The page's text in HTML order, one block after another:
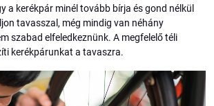
a kerékpár minél tovább bírja és gond nélkül
tavasszal, még mindig van néhány
szabad elfeledkeznünk. A megfelelő téli
kerékpárunkat a tavaszra.